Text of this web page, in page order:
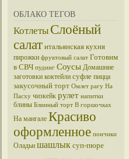
ОБЛАКО ТЕГОВ
Котлеты Слоёный
салат итальянская кухня
пирожки фруктовый салат Готовим
в СВЧ пудинг Соусы Домашние
заготовки коктейли суфле пицца
закусочный торт Омлет рагу На
Пасху чизкейк рулет напитки
блины Блинный торт В горшочках
На мангале Красиво
оформленное пончики
Оладьи шашлык суп-пюре